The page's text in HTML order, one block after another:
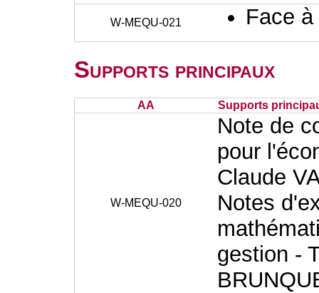
W-MEQU-021 Face
Supports principaux
AA Supports
W-MEQU-020
Note de
pour
Claude
Notes
gestion -